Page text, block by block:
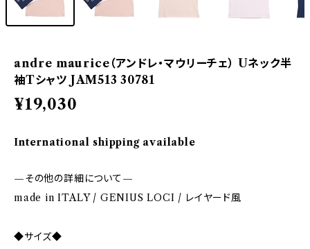
andre maurice（アンドレ・マウリーチェ） Uネック半
袖Tシャツ JAM513 30781
¥19,030
International shipping available
—その他の詳細について—
made in ITALY / GENIUS LOCI / レイヤード風
◆サイズ◆